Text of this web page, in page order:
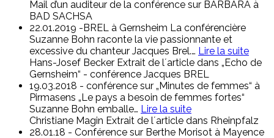
Mail d’un auditeur de la conférence sur BARBARA à
BAD SACHSA
22.01.2019 -BREL à Gernsheim La conférencière
Suzanne Bohn raconte la vie passionnante et
excessive du chanteur Jacques Brel.… Lire la suite
Hans-Josef Becker Extrait de l´article dans „Echo de
Gernsheim“ - conférence Jacques BREL
19.03.2018 - conférence sur „Minutes de femmes“ à
Pirmasens „Le pays a besoin de femmes fortes“
Suzanne Bohn emballe… Lire la suite
Christiane Magin Extrait de l´article dans Rheinpfalz
28.01.18 - Conférence sur Berthe Morisot à Mayence